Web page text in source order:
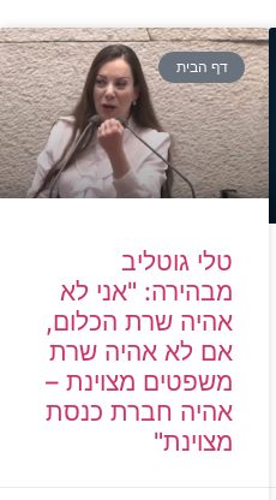
דף הבית
טלי גוטליב
מבהירה: "אני לא
אהיה שרת הכלום,
אם לא אהיה שרת
משפטים מצוינת –
אהיה חברת כנסת
מצוינת"